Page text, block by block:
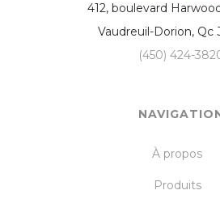
412, boulevard
Vaudreuil-Dorion, Qc
(450) 424-
À propos
Produits